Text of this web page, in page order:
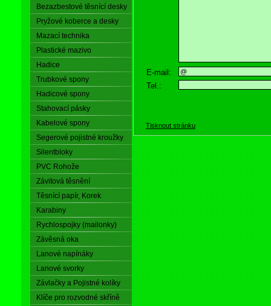
Bezazbestové těsnící desky
Pryžové koberce a desky
Mazací technika
Plastické mazivo
Hadice
Trubkové spony
Hadicové spony
Stahovací pásky
Kabelové spony
Segerové pojistné kroužky
Silentbloky
PVC Rohože
Závitová těsnění
Těsnící papír, Korek
Karabiny
Rychlospojky (mailonky)
Závěsná oka
Lanové napínáky
Lanové svorky
Závlačky a Pojistné kolíky
Klíče pro rozvodné skříně
E-mail:
Tel.:
Tisknout stránku